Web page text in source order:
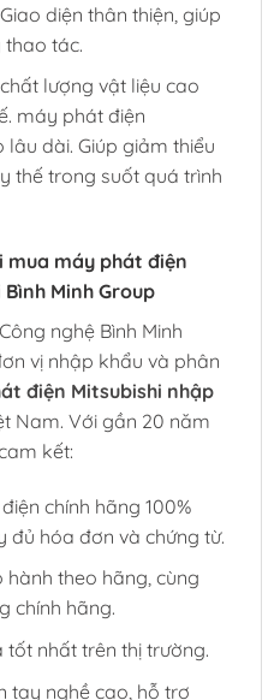
diện thân thiện, giúp
tác.
lượng vật liệu cao
máy phát điện
lâu dài. Giúp giảm thiểu
thế trong suốt quá trình
mua máy phát điện
Minh Group
nghệ Bình Minh
vị nhập khẩu và phân
điện Mitsubishi nhập
Nam. Với gần 20 năm
kết:
chính hãng 100%
đủ hóa đơn và chứng từ.
theo hãng, cùng
chính hãng.
tốt nhất trên thị trường.
tay nghề cao, hỗ trợ